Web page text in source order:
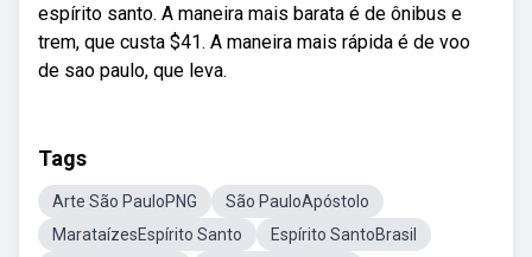
espírito santo. A maneira mais barata é de ônibus e
trem, que custa $41. A maneira mais rápida é de voo
de sao paulo, que leva.
Tags
Arte São PauloPNG
São PauloApóstolo
MarataízesEspírito Santo
Espírito SantoBrasil